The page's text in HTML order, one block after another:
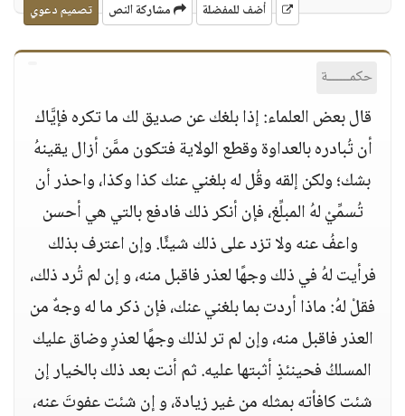
أضف للمفضلة مشاركة النص تصميم دعوي
حكمــــــة
قال بعض العلماء: إذا بلغك عن صديق لك ما تكره فإيَّاك
أن تُبادره بالعداوة وقطع الولاية فتكون ممَّن أزال يقينهُ
بشك؛ ولكن إلقه وقُل له بلغني عنك كذا وكذا، واحذر أن
تُسمِّيْ لهُ المبلِّغ، فإن أنكر ذلك فادفع بالتي هي أحسن
واعفُ عنه ولا تزد على ذلك شيئًا. وإن اعترف بذلك
فرأيت لهُ في ذلك وجهًا لعذر فاقبل منه، و إن لم تُرد ذلك،
فقلْ لهُ: ماذا أردت بما بلغني عنك، فإن ذكر ما له وجهٌ من
العذر فاقبل منه، وإن لم تر لذلك وجهًا لعذرٍ وضاق عليك
المسلكُ فحينئذٍ أثبتها عليه. ثم أنت بعد ذلك بالخيار إن
شئت كافأته بمثله من غير زيادة، و إن شئت عفوتَ عنه،